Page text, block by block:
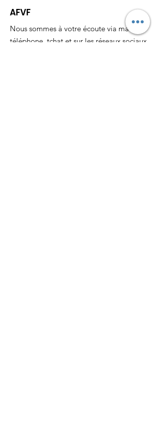
AFVF
Nous sommes à votre écoute via mail,
téléphone, tchat et sur les réseaux sociaux.